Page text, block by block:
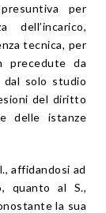
per
dell’incarico,
tecnica, per
precedute da
dal solo studio
del diritto
delle istanze
affidandosi ad
quanto al S.,
la sua